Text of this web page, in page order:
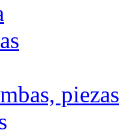
piezas